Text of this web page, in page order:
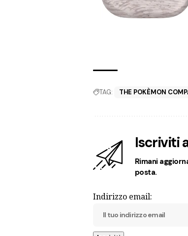
TAG: THE POKÈMON
Iscriviti
Rimani
posta.
Indirizzo email: